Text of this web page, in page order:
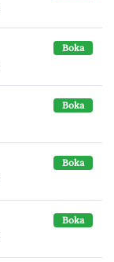
Boka
Boka
Boka
Boka